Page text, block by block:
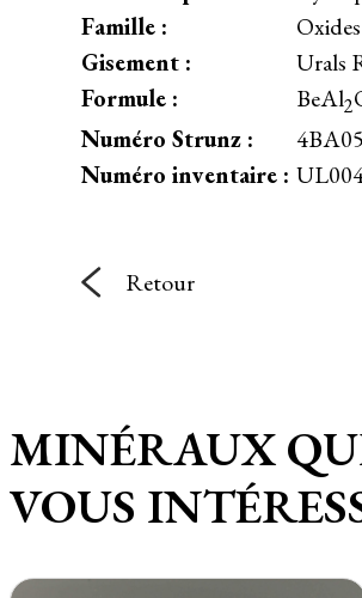
Famille :
Oxides
Gisement :
Urals
Formule :
BeAl2
Numéro Strunz :
4BA05
Numéro inventaire :
Retour
MINÉRAUX
VOUS